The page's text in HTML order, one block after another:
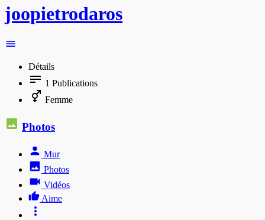
joopietrodaros
Détails
1 Publications
Femme
Photos
Mur
Photos
Vidéos
Aime